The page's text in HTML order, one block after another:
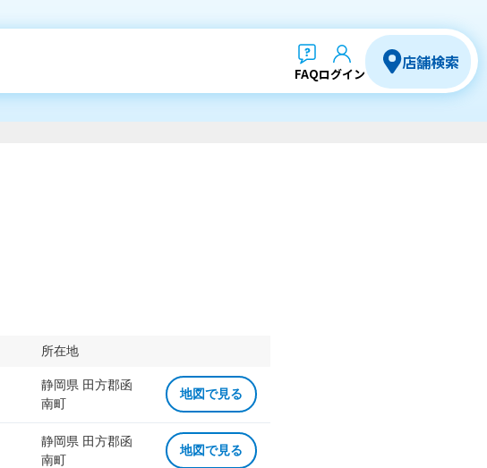
FAQログイン
店舗検索
所在地
静岡県 田方郡函
南町
地図で見る
静岡県 田方郡函
南町
地図で見る